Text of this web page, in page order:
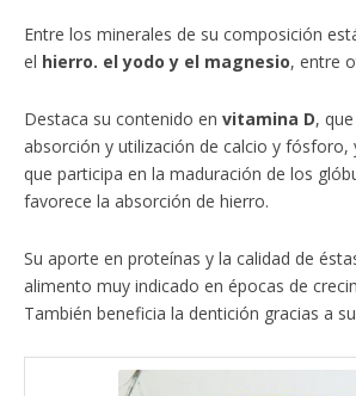
Entre los minerales de su composición
el hierro. el yodo y el magnesio, entre
Destaca su contenido en vitamina D,
absorción y utilización de calcio y fósforo,
que participa en la maduración de los
favorece la absorción de hierro.
Su aporte en proteínas y la calidad de
alimento muy indicado en épocas de
También beneficia la dentición gracias a